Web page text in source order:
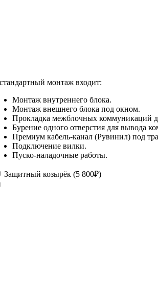
монтаж входит:
Монтаж внутреннего блока.
Монтаж внешнего блока под окном.
Прокладка межблочных коммуникаций
Бурение одного отверстия для вывода
Премиум кабель-канал (Рувинил) под
Подключение вилки.
Пуско-наладочные работы.
Защитный козырёк (5 800₽)